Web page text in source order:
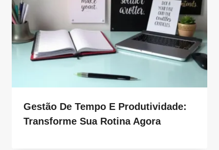
Gestão De Tempo E Produtividade:
Transforme Sua Rotina Agora